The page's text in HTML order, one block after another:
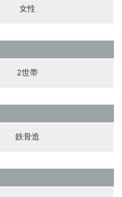
女性
2世帯
鉄骨造